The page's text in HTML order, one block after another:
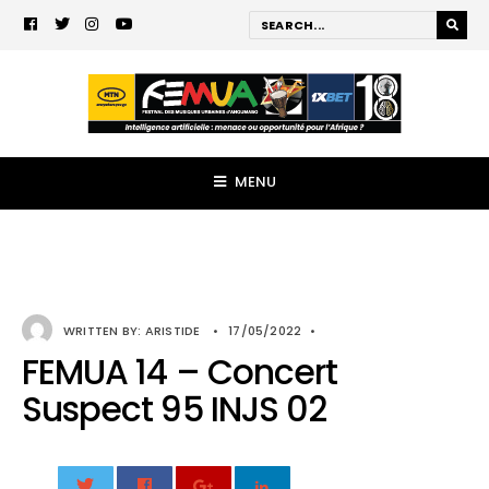
MENU
WRITTEN BY: ARISTIDE • 17/05/2022 •
FEMUA 14 – Concert
Suspect 95 INJS 02